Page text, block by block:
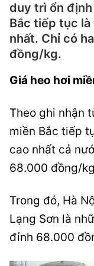
duy trì ổn
Bắc tiếp tục
nhất. Chỉ có
đồng/kg.
Giá heo hơi
Theo ghi nhận
miền Bắc tiếp
cao nhất cả
68.000 đồng/
Trong đó, Hà
Lạng Sơn là
đỉnh 68.000